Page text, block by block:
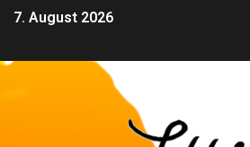
7. August 2026